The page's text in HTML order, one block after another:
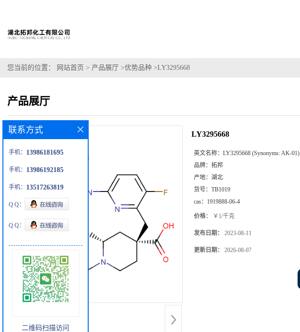
您当前的位置： 网站首页 > 产品展厅 >优势品种 >LY3295668
产品展厅
LY3295668
英文名称： LY3295668 (Synonyms: AK-01)
品牌： 拓邦
产地： 湖北
货号： TB1019
cas： 1919888-06-4
价格： ￥1/千克
发布日期： 2023-08-11
更新日期： 2026-08-07
联系方式
手机： 13986181695
手机： 13986192185
手机： 13517263819
Q Q：
Q Q：
二维码扫描访问